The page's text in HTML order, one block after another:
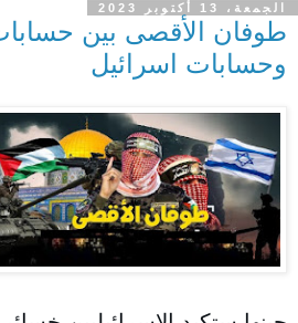
الجمعة، 13 أكتوبر 2023
طوفان الأقصى بين
وحسابات اسرائيل